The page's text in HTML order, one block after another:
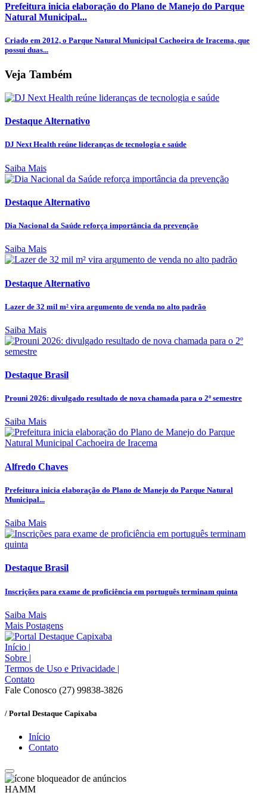
Prefeitura inicia elaboração do Plano de Manejo do Parque
Natural Municipal...
Criado em 2012, o Parque Natural Municipal Cachoeira de Iracema, que
possui duas...
Veja Também
Destaque Alternativo
DJ Next Health reúne lideranças de tecnologia e saúde
Saiba Mais
Destaque Alternativo
Dia Nacional da Saúde reforça importância da prevenção
Saiba Mais
Destaque Alternativo
Lazer de 32 mil m² vira argumento de venda no alto padrão
Saiba Mais
Destaque Brasil
Prouni 2026: divulgado resultado de nova chamada para o 2º semestre
Saiba Mais
Alfredo Chaves
Prefeitura inicia elaboração do Plano de Manejo do Parque Natural
Municipal...
Saiba Mais
Destaque Brasil
Inscrições para exame de proficiência em português terminam quinta
Saiba Mais
Mais Postagens
Início |
Sobre |
Termos de Uso e Privacidade |
Contato
Fale Conosco (27) 99838-3826
/ Portal Destaque Capixaba
Início
Contato
HAMM